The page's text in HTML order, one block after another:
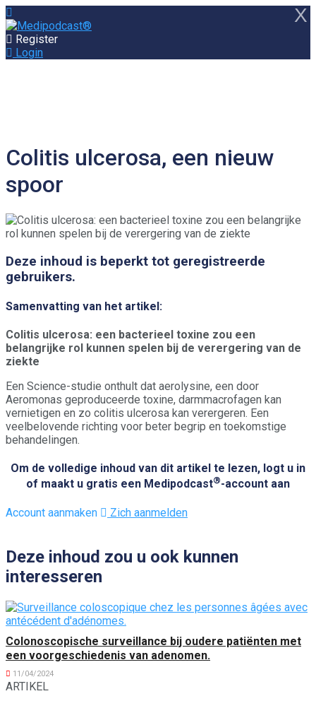
Register
Login
Colitis ulcerosa, een nieuw
spoor
Deze inhoud is beperkt tot geregistreerde
gebruikers.
Samenvatting van het artikel:
Colitis ulcerosa: een bacterieel toxine zou een
belangrijke rol kunnen spelen bij de verergering van de
ziekte
Een Science-studie onthult dat aerolysine, een door
Aeromonas geproduceerde toxine, darmmacrofagen kan
vernietigen en zo colitis ulcerosa kan verergeren. Een
veelbelovende richting voor beter begrip en toekomstige
behandelingen.
Om de volledige inhoud van dit artikel te lezen, logt u in
of maakt u gratis een Medipodcast®-account aan
Account aanmaken Zich aanmelden
Deze inhoud zou u ook kunnen
interesseren
Colonoscopische surveillance bij oudere patiënten met
een voorgeschiedenis van adenomen.
11/04/2024
ARTIKEL
X